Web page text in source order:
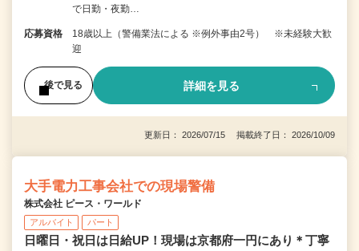
で日勤・夜勤…
応募資格
18歳以上（警備業法による ※例外事由2号） ※未経験大歓
迎
後で見る 詳細を見る
更新日： 2026/07/15 掲載終了日： 2026/10/09
大手電力工事会社での現場警備
株式会社 ピース・ワールド
アルバイト パート
日曜日・祝日は日給UP！現場は京都府一円にあり＊丁寧